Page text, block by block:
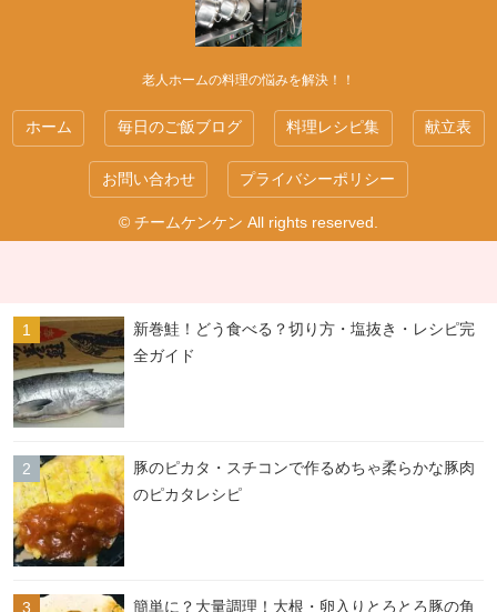
老人ホームの料理の悩みを解決！！
ホーム 毎日のご飯ブログ 料理レシピ集 献立表
お問い合わせ プライバシーポリシー
© チームケンケン All rights reserved.
新巻鮭！どう食べる？切り方・塩抜き・レシピ完
全ガイド
豚のピカタ・スチコンで作るめちゃ柔らかな豚肉
のピカタレシピ
簡単に？大量調理！大根・卵入りとろとろ豚の角